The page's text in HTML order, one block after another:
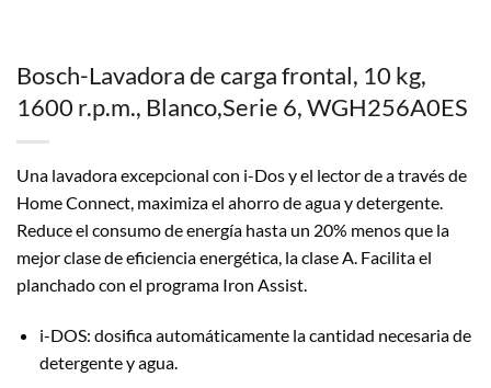
Bosch-Lavadora de carga frontal, 10 kg,
1600 r.p.m., Blanco,Serie 6, WGH256A0ES
Una lavadora excepcional con i-Dos y el lector de a través de
Home Connect, maximiza el ahorro de agua y detergente.
Reduce el consumo de energía hasta un 20% menos que la
mejor clase de eficiencia energética, la clase A. Facilita el
planchado con el programa Iron Assist.
i-DOS: dosifica automáticamente la cantidad necesaria de
detergente y agua.